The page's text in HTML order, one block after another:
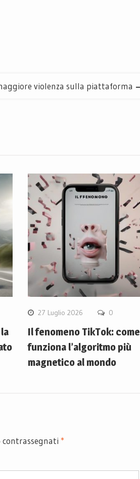
violenza sulla piattaforma
27 Luglio 2026 0
Il fenomeno TikTok: come
funziona l’algoritmo più
magnetico al mondo
*